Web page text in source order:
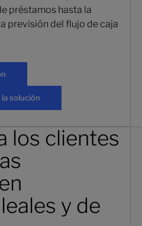
préstamos hasta la
previsión del flujo de caja
solución
los clientes
y de